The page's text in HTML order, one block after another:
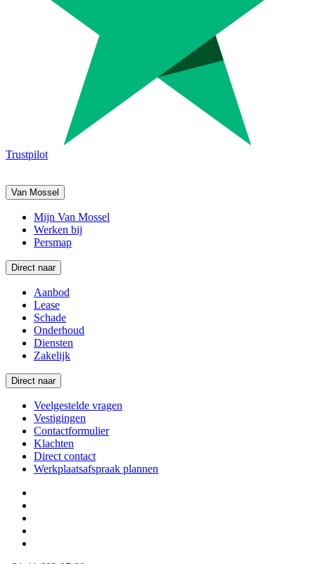
Trustpilot
Van Mossel
Mijn Van Mossel
Werken bij
Persmap
Direct naar
Aanbod
Lease
Schade
Onderhoud
Diensten
Zakelijk
Direct naar
Veelgestelde vragen
Vestigingen
Contactformulier
Klachten
Direct contact
Werkplaatsafspraak plannen